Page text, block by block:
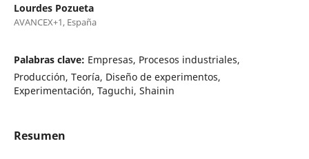
Lourdes Pozueta
AVANCEX+1, España
Palabras clave: Empresas, Procesos industriales,
Producción, Teoría, Diseño de experimentos,
Experimentación, Taguchi, Shainin
Resumen